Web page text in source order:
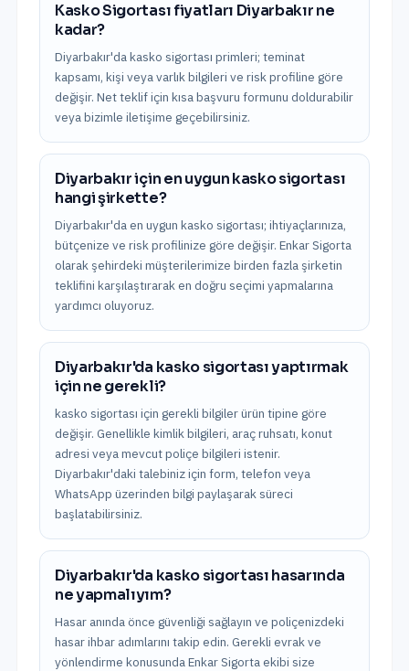
Kasko Sigortası fiyatları Diyarbakır ne
kadar?
Diyarbakır'da kasko sigortası primleri; teminat
kapsamı, kişi veya varlık bilgileri ve risk profiline göre
değişir. Net teklif için kısa başvuru formunu doldurabilir
veya bizimle iletişime geçebilirsiniz.
Diyarbakır için en uygun kasko sigortası
hangi şirkette?
Diyarbakır'da en uygun kasko sigortası; ihtiyaçlarınıza,
bütçenize ve risk profilinize göre değişir. Enkar Sigorta
olarak şehirdeki müşterilerimize birden fazla şirketin
teklifini karşılaştırarak en doğru seçimi yapmalarına
yardımcı oluyoruz.
Diyarbakır'da kasko sigortası yaptırmak
için ne gerekli?
kasko sigortası için gerekli bilgiler ürün tipine göre
değişir. Genellikle kimlik bilgileri, araç ruhsatı, konut
adresi veya mevcut poliçe bilgileri istenir.
Diyarbakır'daki talebiniz için form, telefon veya
WhatsApp üzerinden bilgi paylaşarak süreci
başlatabilirsiniz.
Diyarbakır'da kasko sigortası hasarında
ne yapmalıyım?
Hasar anında önce güvenliği sağlayın ve poliçenizdeki
hasar ihbar adımlarını takip edin. Gerekli evrak ve
yönlendirme konusunda Enkar Sigorta ekibi size